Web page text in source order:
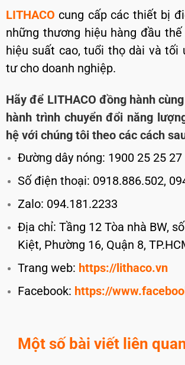
LITHACO cung cấp các thiết bị
những thương hiệu hàng đầu
hiệu suất cao, tuổi thọ dài và tối
tư cho doanh nghiệp.
Hãy để LITHACO đồng hành
hành trình chuyển đổi năng
hệ với chúng tôi theo các cách
Đường dây nóng: 1900 25 25 27
Số điện thoại: 0918.886.502,
Zalo: 094.181.2233
Địa chỉ: Tầng 12 Tòa nhà BW,
Kiệt, Phường 16, Quận 8,
Trang web: https://lithaco.vn
Facebook: https://
Một số bài viết liên